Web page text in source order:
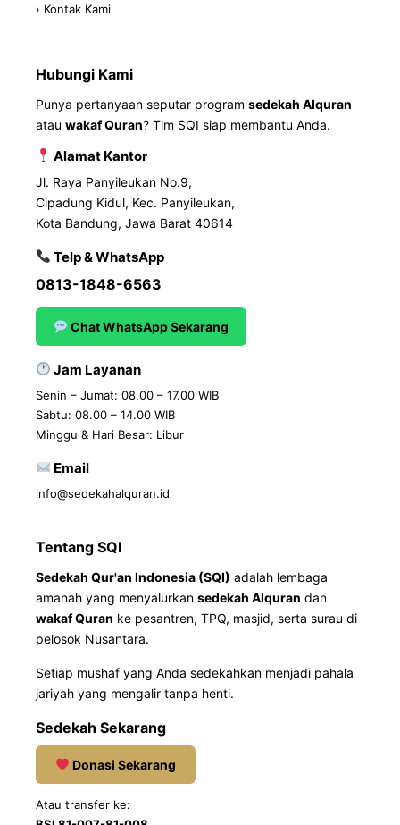
› Kontak Kami
Hubungi Kami
Punya pertanyaan seputar program sedekah Alquran
atau wakaf Quran? Tim SQI siap membantu Anda.
Alamat Kantor
Jl. Raya Panyileukan No.9,
Cipadung Kidul, Kec. Panyileukan,
Kota Bandung, Jawa Barat 40614
Telp & WhatsApp
0813-1848-6563
Chat WhatsApp Sekarang
Jam Layanan
Senin – Jumat: 08.00 – 17.00 WIB
Sabtu: 08.00 – 14.00 WIB
Minggu & Hari Besar: Libur
Email
info@sedekahalquran.id
Tentang SQI
Sedekah Qur'an Indonesia (SQI) adalah lembaga
amanah yang menyalurkan sedekah Alquran dan
wakaf Quran ke pesantren, TPQ, masjid, serta surau di
pelosok Nusantara.
Setiap mushaf yang Anda sedekahkan menjadi pahala
jariyah yang mengalir tanpa henti.
Sedekah Sekarang
Donasi Sekarang
Atau transfer ke: